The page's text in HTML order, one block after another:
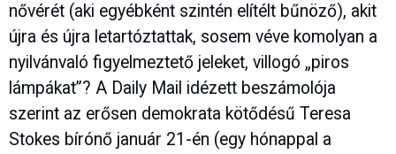
nővérét (aki egyébként szintén elítélt bűnöző), akit
újra és újra letartóztattak, sosem véve komolyan a
nyilvánvaló figyelmeztető jeleket, villogó „piros
lámpákat”? A Daily Mail idézett beszámolója
szerint az erősen demokrata kötődésű Teresa
Stokes bírónő január 21-én (egy hónappal a